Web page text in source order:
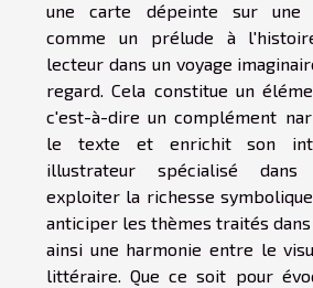
une carte dépeinte sur une
comme un prélude à
lecteur dans un voyage
regard. Cela constitue un
c'est-à-dire un complément
le texte et enrichit son
illustrateur spécialisé dans
exploiter la richesse
anticiper les thèmes traités
ainsi une harmonie entre le
littéraire. Que ce soit pour